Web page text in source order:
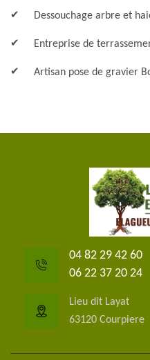
Dessouchage arbre et
Entreprise de
Artisan pose de gravier
04 82 29 42 60
06 22 37 20 24
Lieu dit Layat
63120 Courpiere